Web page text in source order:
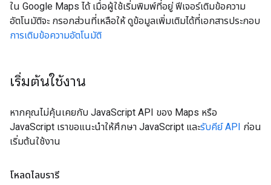
ใน Google Maps ได้ เมื่อผู้ใช้เริ่มพิมพ์ที่อยู่ ฟีเจอร์เติมข้อความ
อัตโนมัติจะ กรอกส่วนที่เหลือให้ ดูข้อมูลเพิ่มเติมได้ที่เอกสารประกอบ
การเติมข้อความอัตโนมัติ
เริ่มต้นใช้งาน
หากคุณไม่คุ้นเคยกับ JavaScript API ของ Maps หรือ
JavaScript เราขอแนะนำให้ศึกษา JavaScript และรับคีย์ API ก่อน
เริ่มต้นใช้งาน
โหลดไลบรารี